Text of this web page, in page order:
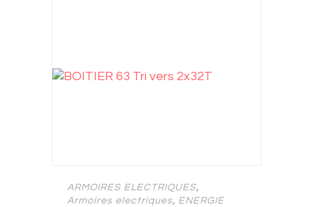
ARMOIRES ELECTRIQUES,
Armoires electriques, ENERGIE